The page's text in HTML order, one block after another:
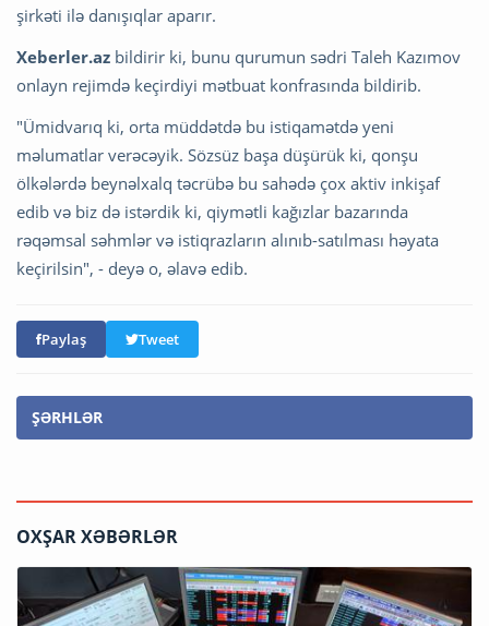
şirkəti ilə danışıqlar aparır.
Xeberler.az bildirir ki, bunu qurumun sədri Taleh Kazımov
onlayn rejimdə keçirdiyi mətbuat konfrasında bildirib.
"Ümidvarıq ki, orta müddətdə bu istiqamətdə yeni
məlumatlar verəcəyik. Sözsüz başa düşürük ki, qonşu
ölkələrdə beynəlxalq təcrübə bu sahədə çox aktiv inkişaf
edib və biz də istərdik ki, qiymətli kağızlar bazarında
rəqəmsal səhmlər və istiqrazların alınıb-satılması həyata
keçirilsin", - deyə o, əlavə edib.
Paylaş Tweet
ŞƏRHLƏR
OXŞAR XƏBƏRLƏR